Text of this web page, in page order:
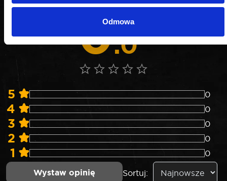
Odmowa
produktu lub go kupili.
0.0
0 opinii
5 0
4 0
3 0
2 0
1 0
Wystaw opinię Sortuj: